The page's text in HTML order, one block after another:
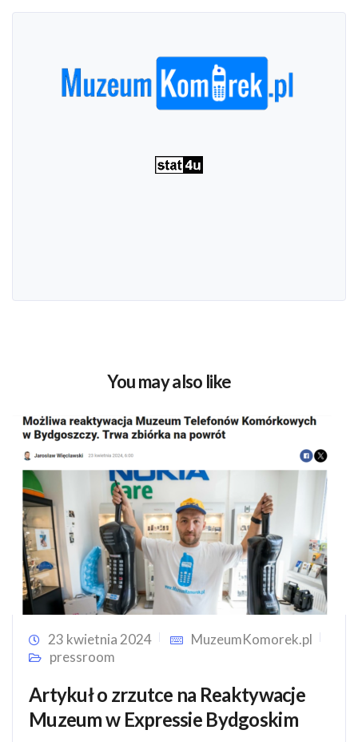
You may also like
23 kwietnia 2024
MuzeumKomorek.pl
pressroom
Artykuł o zrzutce na Reaktywacje
Muzeum w Expressie Bydgoskim